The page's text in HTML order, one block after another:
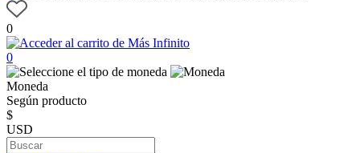
0
0
Moneda
Según producto
$
USD